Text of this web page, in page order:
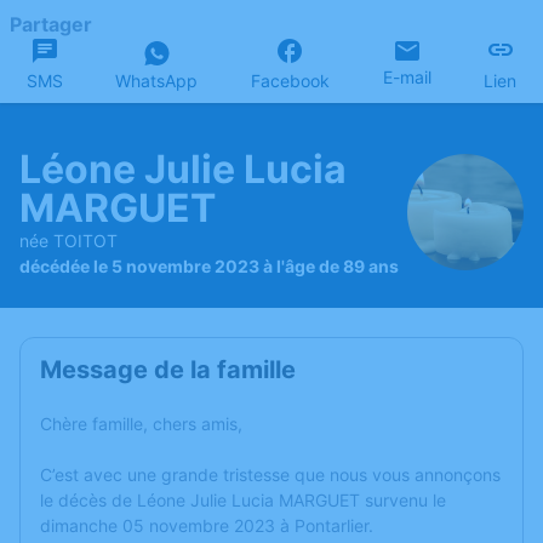
Partager
SMS WhatsApp Facebook E-mail Lien
Léone Julie Lucia
MARGUET
née TOITOT
décédée le 5 novembre 2023 à l'âge de 89 ans
Message de la famille
Chère famille, chers amis,
C’est avec une grande tristesse que nous vous annonçons
le décès de Léone Julie Lucia MARGUET survenu le
dimanche 05 novembre 2023 à Pontarlier.